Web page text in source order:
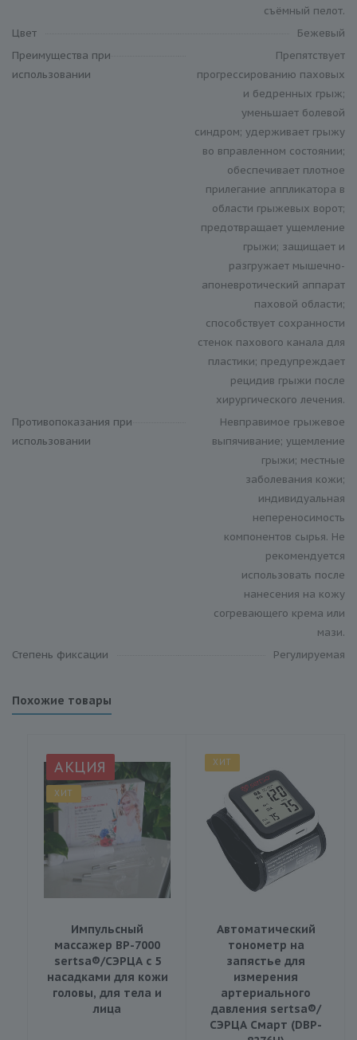
съёмный пелот.
Цвет
Бежевый
Преимущества при
использовании
Препятствует
прогрессированию паховых
и бедренных грыж;
уменьшает болевой
синдром; удерживает грыжу
во вправленном состоянии;
обеспечивает плотное
прилегание аппликатора в
области грыжевых ворот;
предотвращает ущемление
грыжи; защищает и
разгружает мышечно-
апоневротический аппарат
паховой области;
способствует сохранности
стенок пахового канала для
пластики; предупреждает
рецидив грыжи после
хирургического лечения.
Противопоказания при
использовании
Невправимое грыжевое
выпячивание; ущемление
грыжи; местные
заболевания кожи;
индивидуальная
непереносимость
компонентов сырья. Не
рекомендуется
использовать после
нанесения на кожу
согревающего крема или
мази.
Степень фиксации
Регулируемая
Похожие товары
АКЦИЯ
ХИТ
Импульсный
массажер BP-7000
sertsa®/СЭРЦА с 5
насадками для кожи
головы, для тела и
лица
ХИТ
Автоматический
тонометр на
запястье для
измерения
артериального
давления sertsa®/
СЭРЦА Смарт (DBP-